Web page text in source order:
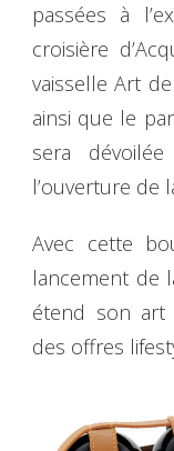
passées à
croisière
vaisselle Art
ainsi que le
sera
l’ouverture de
Avec cette
lancement de
étend son art
des offres